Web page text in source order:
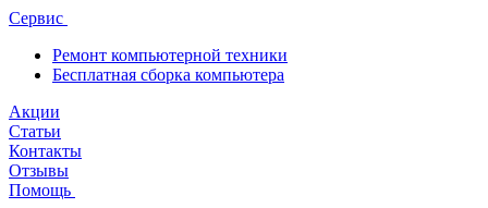
Сервис
Ремонт компьютерной техники
Бесплатная сборка компьютера
Акции
Статьи
Контакты
Отзывы
Помощь